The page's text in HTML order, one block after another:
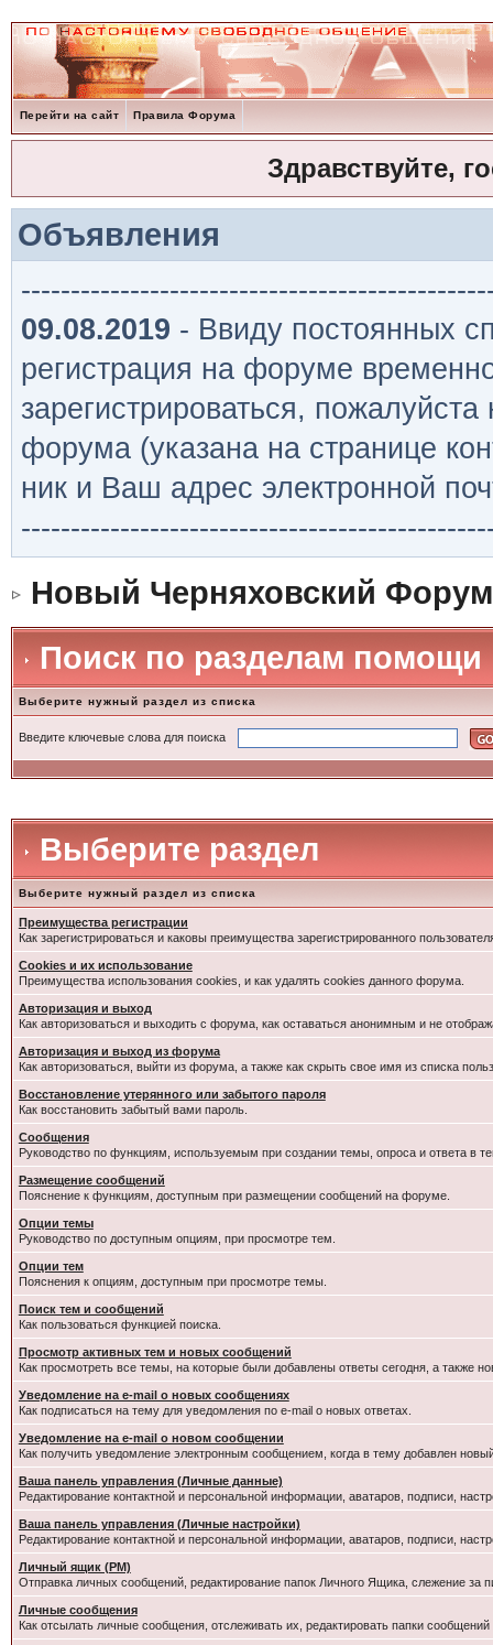
Перейти на сайт Правила Форума
Здравствуйте,
Объявления
09.08.2019 - Ввиду постоянных
регистрация на форуме
зарегистрироваться,
форума (указана на странице
ник и Ваш адрес электронной
Новый Черняховский Форум
Поиск по разделам помощи
Выберите нужный раздел из списка
Введите ключевые слова для поиска
Выберите раздел
Выберите нужный раздел из списка
Преимущества регистрации
Как зарегистрироваться и каковы преимущества зарегистрированного
Cookies и их использование
Преимущества использования cookies, и как удалять cookies данного форума.
Авторизация и выход
Как авторизоваться и выходить с форума, как оставаться анонимным и не
Авторизация и выход из форума
Как авторизоваться, выйти из форума, а также как скрыть свое имя из списка
Восстановление утерянного или забытого пароля
Как восстановить забытый вами пароль.
Сообщения
Руководство по функциям, используемым при создании темы, опроса и ответа в
Размещение сообщений
Пояснение к функциям, доступным при размещении сообщений на форуме.
Опции темы
Руководство по доступным опциям, при просмотре тем.
Опции тем
Пояснения к опциям, доступным при просмотре темы.
Поиск тем и сообщений
Как пользоваться функцией поиска.
Просмотр активных тем и новых сообщений
Как просмотреть все темы, на которые были добавлены ответы сегодня, а также
Уведомление на e-mail о новых сообщениях
Как подписаться на тему для уведомления по e-mail о новых ответах.
Уведомление на е-mail о новом сообщении
Как получить уведомление электронным сообщением, когда в тему добавлен
Ваша панель управления (Личные данные)
Редактирование контактной и персональной информации, аватаров, подписи,
Ваша панель управления (Личные настройки)
Редактирование контактной и персональной информации, аватаров, подписи,
Личный ящик (PM)
Отправка личных сообщений, редактирование папок Личного Ящика, слежение за
Личные сообщения
Как отсылать личные сообщения, отслеживать их, редактировать папки